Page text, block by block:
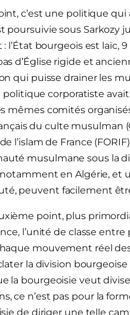
c’est une politique qui
poursuivie sous Sarkozy
l’État bourgeois est laïc,
d’Église rigide et
qui puisse drainer les
politique corporatiste
mêmes comités
du culte musulman
l’islam de France
musulmane sous la
en Algérie,
peuvent facilement
point, plus
l’unité de classe
mouvement réel
la division
la bourgeoisie veut
ce n’est pas pour la
de diriger une telle